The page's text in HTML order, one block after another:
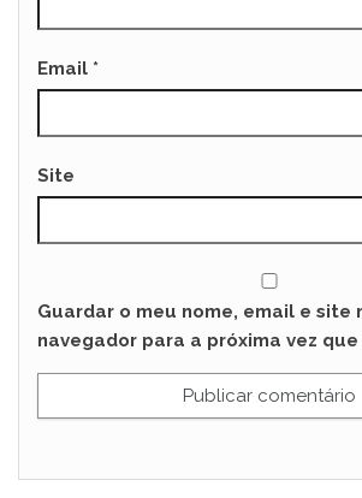
Email *
Site
Guardar o meu nome, email e site
navegador para a próxima vez